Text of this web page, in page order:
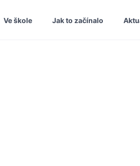
Ve škole Jak to začínalo